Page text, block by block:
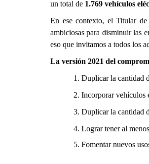
un total de 1.769 vehículos
En ese contexto, el Titular
ambiciosas para disminuir las
eso que invitamos a todos los
La versión 2021 del
1. Duplicar la cantidad
2. Incorporar vehículos
3. Duplicar la cantidad
4. Lograr tener al
5. Fomentar nuevos